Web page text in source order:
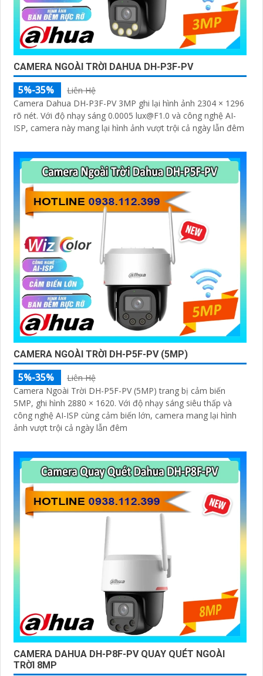
CAMERA NGOÀI TRỜI DAHUA DH-P3F-PV
5%-35%
Liên Hệ
Camera Dahua DH-P3F-PV 3MP ghi lại hình ảnh 2304 × 1296
rõ nét. Với độ nhạy sáng 0.0005 lux@F1.0 và công nghệ AI-
ISP, camera này mang lại hình ảnh vượt trội cả ngày lẫn đêm
CAMERA NGOÀI TRỜI DH-P5F-PV (5MP)
5%-35%
Liên Hệ
Camera Ngoài Trời DH-P5F-PV (5MP) trang bị cảm biến
5MP, ghi hình 2880 × 1620. Với độ nhạy sáng siêu thấp và
công nghệ AI-ISP cùng cảm biến lớn, camera mang lại hình
ảnh vượt trội cả ngày lẫn đêm
CAMERA DAHUA DH-P8F-PV QUAY QUÉT NGOÀI
TRỜI 8MP